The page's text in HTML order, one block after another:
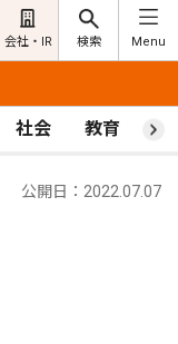
会社・IR 検索 Menu
社会 教育 ス
公開日：2022.07.07